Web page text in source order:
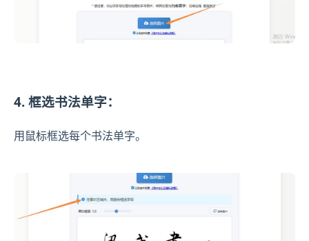
4. 框选书法单字：
用鼠标框选每个书法单字。